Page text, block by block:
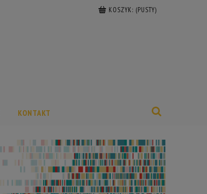
KOSZYK: (PUSTY)
KONTAKT